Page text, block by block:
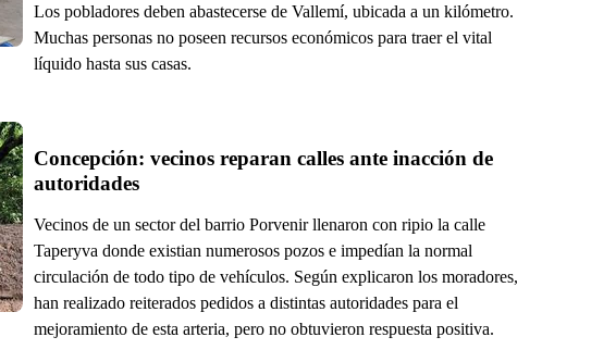
Los pobladores deben abastecerse de Vallemí, ubicada a un kilómetro.
Muchas personas no poseen recursos económicos para traer el vital
líquido hasta sus casas.
Concepción: vecinos reparan calles ante inacción de
autoridades
Vecinos de un sector del barrio Porvenir llenaron con ripio la calle
Taperyva donde existian numerosos pozos e impedían la normal
circulación de todo tipo de vehículos. Según explicaron los moradores,
han realizado reiterados pedidos a distintas autoridades para el
mejoramiento de esta arteria, pero no obtuvieron respuesta positiva.